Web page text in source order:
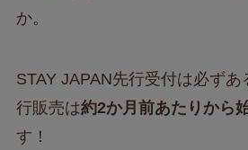
か。
STAY JAPAN先行受付は必ず
行販売は約2か月前あたりから
す！